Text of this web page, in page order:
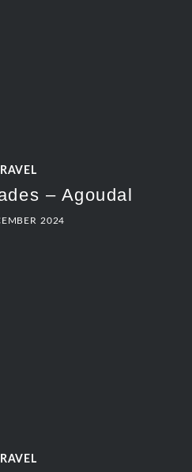
– Agoudal
2024